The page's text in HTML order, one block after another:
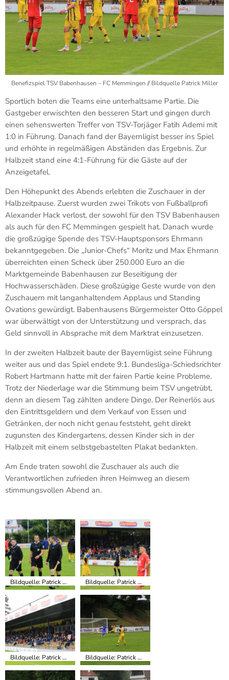
Benefizspiel TSV Babenhausen – FC Memmingen // Bildquelle Patrick Miller
Sportlich boten die Teams eine unterhaltsame Partie. Die
Gastgeber erwischten den besseren Start und gingen durch
einen sehenswerten Treffer von TSV-Torjäger Fatih Ademi mit
1:0 in Führung. Danach fand der Bayernligist besser ins Spiel
und erhöhte in regelmäßigen Abständen das Ergebnis. Zur
Halbzeit stand eine 4:1-Führung für die Gäste auf der
Anzeigetafel.
Den Höhepunkt des Abends erlebten die Zuschauer in der
Halbzeitpause. Zuerst wurden zwei Trikots von Fußballprofi
Alexander Hack verlost, der sowohl für den TSV Babenhausen
als auch für den FC Memmingen gespielt hat. Danach wurde
die großzügige Spende des TSV-Hauptsponsors Ehrmann
bekanntgegeben. Die „Junior-Chefs“ Moritz und Max Ehrmann
überreichten einen Scheck über 250.000 Euro an die
Marktgemeinde Babenhausen zur Beseitigung der
Hochwasserschäden. Diese großzügige Geste wurde von den
Zuschauern mit langanhaltendem Applaus und Standing
Ovations gewürdigt. Babenhausens Bürgermeister Otto Göppel
war überwältigt von der Unterstützung und versprach, das
Geld sinnvoll in Absprache mit dem Marktrat einzusetzen.
In der zweiten Halbzeit baute der Bayernligist seine Führung
weiter aus und das Spiel endete 9:1. Bundesliga-Schiedsrichter
Robert Hartmann hatte mit der fairen Partie keine Probleme.
Trotz der Niederlage war die Stimmung beim TSV ungetrübt,
denn an diesem Tag zählten andere Dinge. Der Reinerlös aus
den Eintrittsgeldern und dem Verkauf von Essen und
Getränken, der noch nicht genau feststeht, geht direkt
zugunsten des Kindergartens, dessen Kinder sich in der
Halbzeit mit einem selbstgebastelten Plakat bedankten.
Am Ende traten sowohl die Zuschauer als auch die
Verantwortlichen zufrieden ihren Heimweg an diesem
stimmungsvollen Abend an.
Bildquelle: Patrick Miller, TSV Babenhausen Bildquelle: Patrick Miller, TSV Babenhausen
Bildquelle: Patrick Miller, TSV Babenhausen Bildquelle: Patrick Miller, TSV Babenhausen